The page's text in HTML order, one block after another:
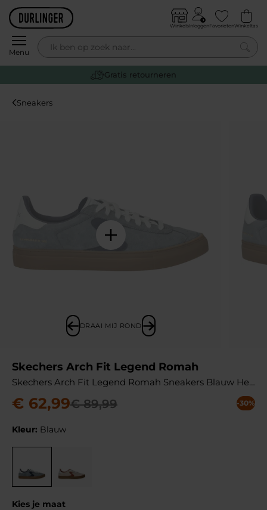
Skip to content
Menu
WinkelsInloggenFavorietenWinkeltas
0
Voor 14:00 besteld,vandaag
Sneakers
DRAAI MIJ ROND
Skechers Arch Fit Legend Romah
Skechers Arch Fit Legend Romah Sneakers Blauw Heren
€ 62,99€ 89,99 -30%
Kleur: Blauw
Kies je maat